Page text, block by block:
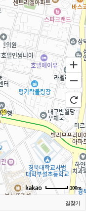
100m
길찾기